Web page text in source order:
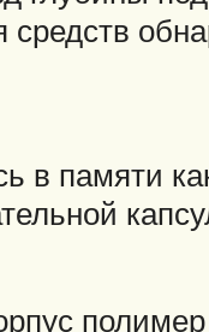
в памяти